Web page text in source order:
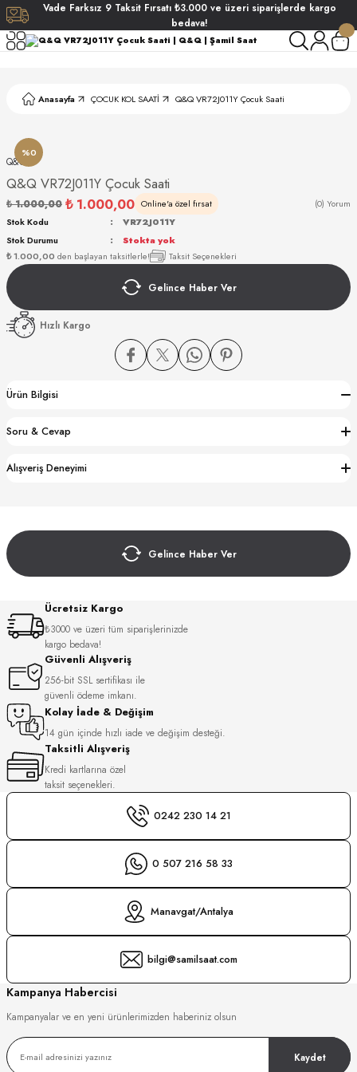
Vade Farksız 9 Taksit Fırsatı ₺3.000 ve üzeri siparişlerde kargo
bedava!
Anasayfa ÇOCUK KOL SAATİ Q&Q VR72J011Y Çocuk Saati
%0
Q&Q
Q&Q VR72J011Y Çocuk Saati
₺ 1.000,00 ₺ 1.000,00 Online'a özel fırsat (0) Yorum
₺ 1.000,00 den başlayan taksitlerle! Taksit Seçenekleri
Stok Kodu
VR72J011Y
Stok Durumu
Stokta yok
Gelince Haber Ver
Hızlı Kargo
Ürün Bilgisi
Soru & Cevap
Alışveriş Deneyimi
Gelince Haber Ver
Ücretsiz Kargo
₺3000 ve üzeri tüm siparişlerinizde
kargo bedava!
Güvenli Alışveriş
256-bit SSL sertifikası ile
güvenli ödeme imkanı.
Kolay İade & Değişim
14 gün içinde hızlı iade ve değişim desteği.
Taksitli Alışveriş
Kredi kartlarına özel
taksit seçenekleri.
0242 230 14 21
0 507 216 58 33
Manavgat/Antalya
bilgi@samilsaat.com
Kampanya Habercisi
Kampanyalar ve en yeni ürünlerimizden haberiniz olsun
Kaydet
CLUB
CLUB